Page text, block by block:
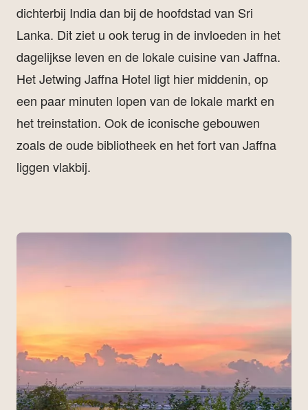
dichterbij India dan bij de hoofdstad van Sri
Lanka. Dit ziet u ook terug in de invloeden in het
dagelijkse leven en de lokale cuisine van Jaffna.
Het Jetwing Jaffna Hotel ligt hier middenin, op
een paar minuten lopen van de lokale markt en
het treinstation. Ook de iconische gebouwen
zoals de oude bibliotheek en het fort van Jaffna
liggen vlakbij.